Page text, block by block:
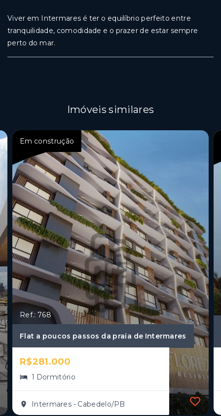
Viver em Intermares é ter o equilíbrio perfeito entre
tranquilidade, comodidade e o prazer de estar sempre
perto do mar.
Imóveis similares
Em construção
Ref.: 768
Flat a poucos passos da praia de Intermares
R$281.000
1 Dormitório
Intermares - Cabedelo/PB